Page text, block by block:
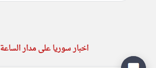
اخبار سوريا على مدار الساعة